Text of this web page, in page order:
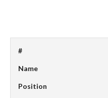
#
Name
Position